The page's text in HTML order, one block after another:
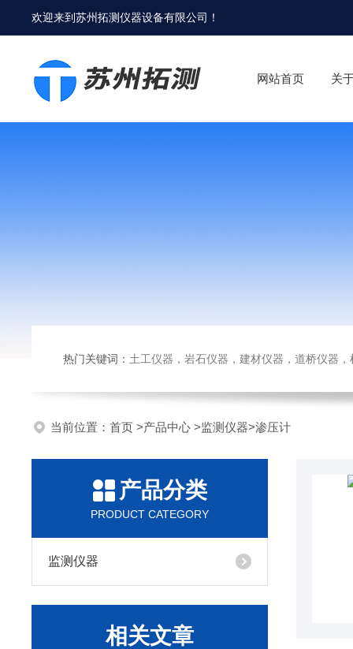
欢迎来到苏州拓测仪器设备有限公司 ！
网站首页 关
热门关键词： 土工仪器，岩石仪器，建材仪器，道桥仪器，检测
当前位置： 首页 >产品中心 >监测仪器>渗压计
产品分类
PRODUCT CATEGORY
监测仪器
相关文章